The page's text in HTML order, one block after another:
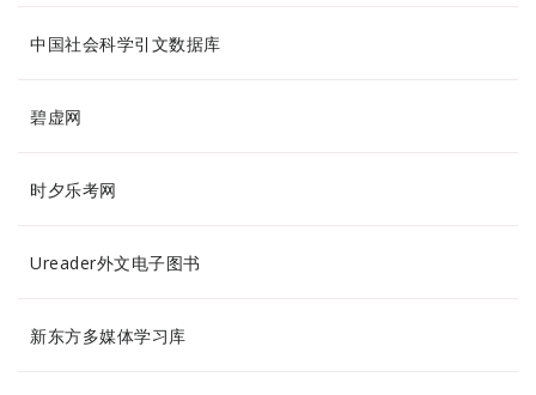
中国社会科学引文数据库
碧虚网
时夕乐考网
Ureader外文电子图书
新东方多媒体学习库